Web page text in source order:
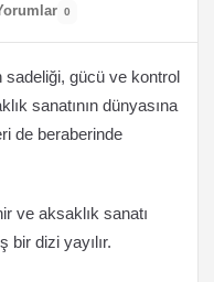
0
sadeliği, gücü ve kontrol
sanatının dünyasına
de beraberinde
ve aksaklık sanatı
bir dizi yayılır.